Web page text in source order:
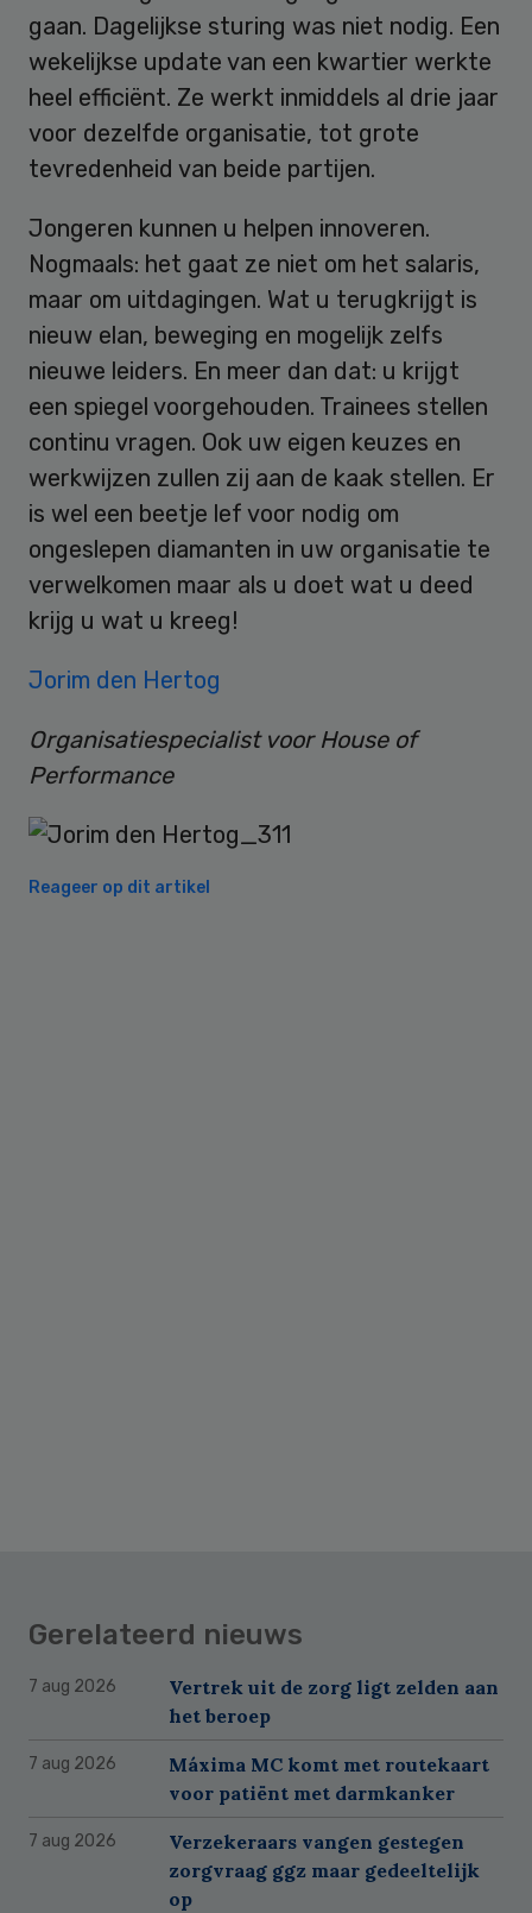
gaan. Dagelijkse sturing was niet nodig. Een
wekelijkse update van een kwartier werkte
heel efficiënt. Ze werkt inmiddels al drie jaar
voor dezelfde organisatie, tot grote
tevredenheid van beide partijen.
Jongeren kunnen u helpen innoveren.
Nogmaals: het gaat ze niet om het salaris,
maar om uitdagingen. Wat u terugkrijgt is
nieuw elan, beweging en mogelijk zelfs
nieuwe leiders. En meer dan dat: u krijgt
een spiegel voorgehouden. Trainees stellen
continu vragen. Ook uw eigen keuzes en
werkwijzen zullen zij aan de kaak stellen. Er
is wel een beetje lef voor nodig om
ongeslepen diamanten in uw organisatie te
verwelkomen maar als u doet wat u deed
krijg u wat u kreeg!
Jorim den Hertog
Organisatiespecialist voor House of
Performance
Reageer op dit artikel
Gerelateerd nieuws
7 aug 2026
Vertrek uit de zorg ligt zelden aan
het beroep
7 aug 2026
Máxima MC komt met routekaart
voor patiënt met darmkanker
7 aug 2026
Verzekeraars vangen gestegen
zorgvraag ggz maar gedeeltelijk
op